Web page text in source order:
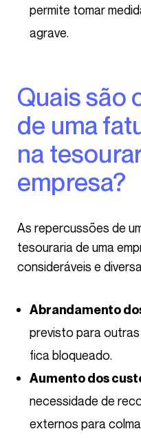
permite tomar
agrave.
Quais são os impactos
de uma
na
empresa?
As repercussões de uma fatura em atraso na
tesouraria de uma
consideráveis e
Abrandamento
previsto para
fica bloqueado.
Aumento dos
necessidade de
externos para